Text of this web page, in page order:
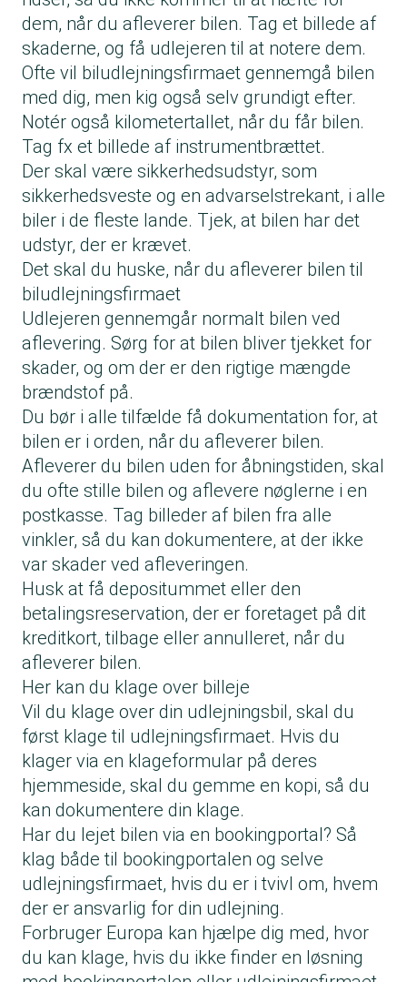
dem, når du afleverer bilen. Tag et billede af
skaderne, og få udlejeren til at notere dem.
Ofte vil biludlejningsfirmaet gennemgå bilen
med dig, men kig også selv grundigt efter.
Notér også kilometertallet, når du får bilen.
Tag fx et billede af instrumentbrættet.
Der skal være sikkerhedsudstyr, som
sikkerhedsveste og en advarselstrekant, i alle
biler i de fleste lande. Tjek, at bilen har det
udstyr, der er krævet.
Det skal du huske, når du afleverer bilen til
biludlejningsfirmaet
Udlejeren gennemgår normalt bilen ved
aflevering. Sørg for at bilen bliver tjekket for
skader, og om der er den rigtige mængde
brændstof på.
Du bør i alle tilfælde få dokumentation for, at
bilen er i orden, når du afleverer bilen.
Afleverer du bilen uden for åbningstiden, skal
du ofte stille bilen og aflevere nøglerne i en
postkasse. Tag billeder af bilen fra alle
vinkler, så du kan dokumentere, at der ikke
var skader ved afleveringen.
Husk at få depositummet eller den
betalingsreservation, der er foretaget på dit
kreditkort, tilbage eller annulleret, når du
afleverer bilen.
Her kan du klage over billeje
Vil du klage over din udlejningsbil, skal du
først klage til udlejningsfirmaet. Hvis du
klager via en klageformular på deres
hjemmeside, skal du gemme en kopi, så du
kan dokumentere din klage.
Har du lejet bilen via en bookingportal? Så
klag både til bookingportalen og selve
udlejningsfirmaet, hvis du er i tvivl om, hvem
der er ansvarlig for din udlejning.
Forbruger Europa kan hjælpe dig med, hvor
du kan klage, hvis du ikke finder en løsning